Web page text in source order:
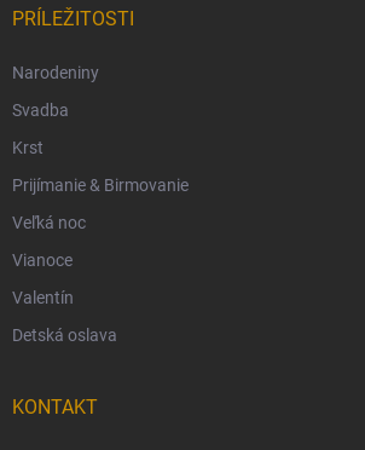
PRÍLEŽITOSTI
Narodeniny
Svadba
Krst
Prijímanie & Birmovanie
Veľká noc
Vianoce
Valentín
Detská oslava
KONTAKT